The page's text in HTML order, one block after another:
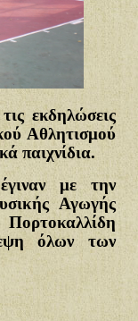
εκδηλώσεις
Αθλητισμού
παιχνίδια.
με την
Αγωγής
όλων των